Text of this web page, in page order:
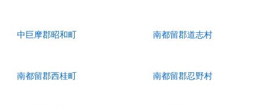
中巨摩郡昭和町 南都留郡道志村
南都留郡西桂町 南都留郡忍野村